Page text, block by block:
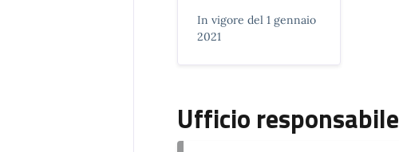
In vigore del 1 gennaio
2021
Ufficio responsabile